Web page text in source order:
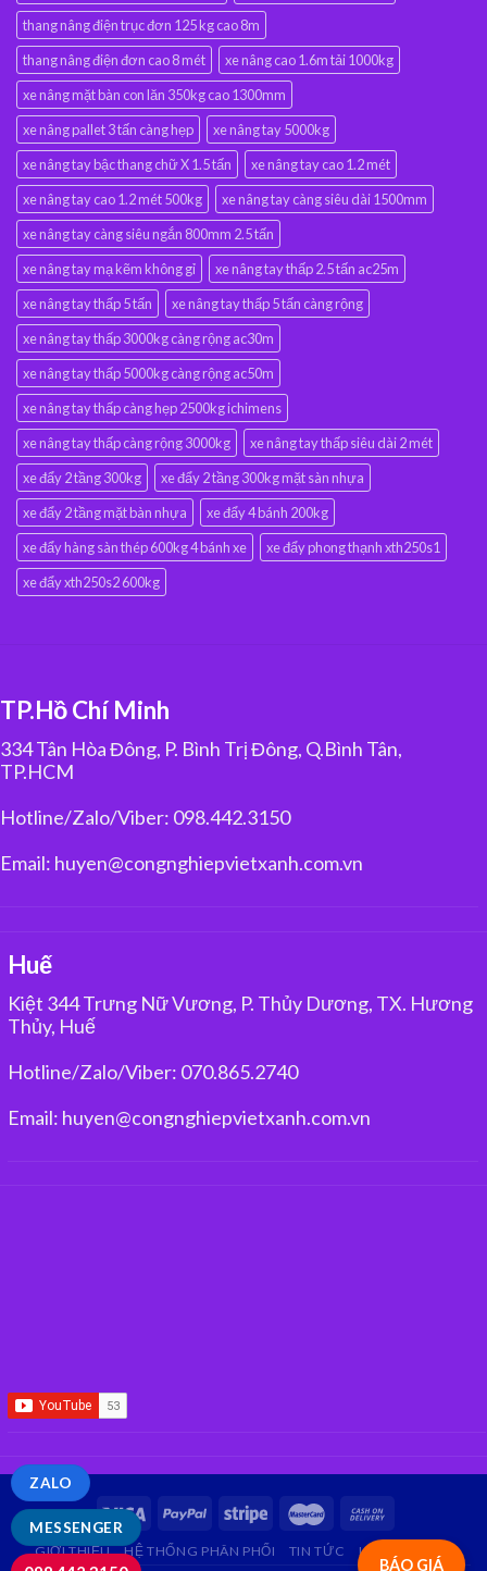
thang nâng điện trục đơn 125 kg cao 8m
thang nâng điện đơn cao 8 mét
xe nâng cao 1.6m tải 1000kg
xe nâng mặt bàn con lăn 350kg cao 1300mm
xe nâng pallet 3 tấn càng hẹp
xe nâng tay 5000kg
xe nâng tay bậc thang chữ X 1.5 tấn
xe nâng tay cao 1.2 mét
xe nâng tay cao 1.2 mét 500kg
xe nâng tay càng siêu dài 1500mm
xe nâng tay càng siêu ngắn 800mm 2.5 tấn
xe nâng tay mạ kẽm không gỉ
xe nâng tay thấp 2.5 tấn ac25m
xe nâng tay thấp 5 tấn
xe nâng tay thấp 5 tấn càng rộng
xe nâng tay thấp 3000kg càng rộng ac30m
xe nâng tay thấp 5000kg càng rộng ac50m
xe nâng tay thấp càng hẹp 2500kg ichimens
xe nâng tay thấp càng rộng 3000kg
xe nâng tay thấp siêu dài 2 mét
xe đẩy 2 tầng 300kg
xe đẩy 2 tầng 300kg mặt sàn nhựa
xe đẩy 2 tầng mặt bàn nhựa
xe đẩy 4 bánh 200kg
xe đẩy hàng sàn thép 600kg 4 bánh xe
xe đẩy phong thạnh xth250s1
xe đẩy xth250s2 600kg
TP.Hồ Chí Minh
334 Tân Hòa Đông, P. Bình Trị Đông, Q.Bình Tân,
TP.HCM
Hotline/Zalo/Viber: 098.442.3150
Email: huyen@congnghiepvietxanh.com.vn
Huế
Kiệt 344 Trưng Nữ Vương, P. Thủy Dương, TX. Hương
Thủy, Huế
Hotline/Zalo/Viber: 070.865.2740
Email: huyen@congnghiepvietxanh.com.vn
BÁO GIÁ
GIỚI THIỆU HỆ THỐNG PHÂN PHỐI TIN TỨC LIÊN HỆ
MESSENGER
ZALO